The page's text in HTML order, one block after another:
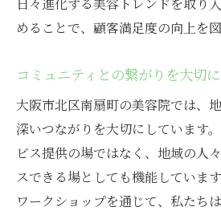
日々進化する美容トレンドを取り
めることで、顧客満足度の向上を図
コミュニティとの繋がりを大切
大阪市北区南扇町の美容院では、
深いつながりを大切にしています
ビス提供の場ではなく、地域の人
スできる場としても機能していま
ワークショップを通じて、私たち